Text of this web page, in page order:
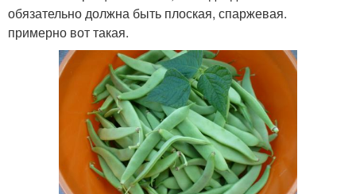
обязательно должна быть плоская, спаржевая.
примерно вот такая.